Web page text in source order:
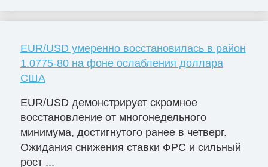
EUR/USD умеренно восстановилась в район
1.0775-80 на фоне ослабления доллара
США
EUR/USD демонстрирует скромное
восстановление от многонедельного
минимума, достигнутого ранее в четверг.
Ожидания снижения ставки ФРС и сильный
рост ...